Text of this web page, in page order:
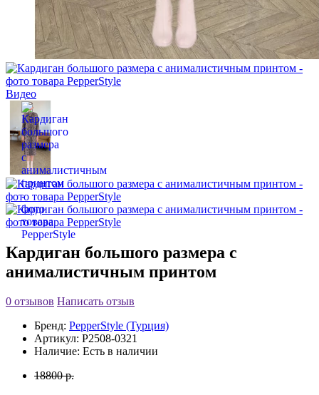
Видео
Кардиган большого размера с
анималистичным принтом
0 отзывов Написать отзыв
Бренд: PepperStyle (Турция)
Артикул: P2508-0321
Наличие: Есть в наличии
18800 р.